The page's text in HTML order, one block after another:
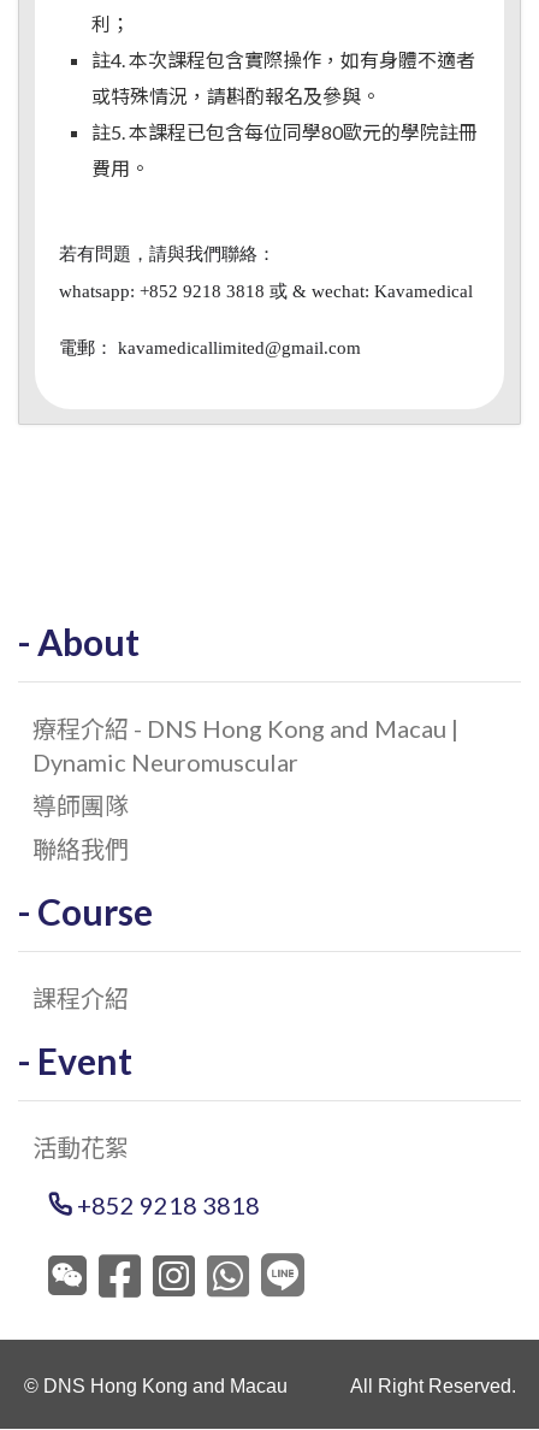
利；
註4. 本次課程包含實際操作，如有身體不適者
或特殊情況，請斟酌報名及參與。
註5. 本課程已包含每位同學80歐元的學院註冊
費用。
若有問題，請與我們聯絡：
whatsapp: +852 9218 3818 或 & wechat: Kavamedical
電郵： kavamedicallimited@gmail.com
About
療程介紹 - DNS Hong Kong and Macau |
Dynamic Neuromuscular
導師團隊
聯絡我們
Course
課程介紹
Event
活動花絮
+852 9218 3818
© DNS Hong Kong and Macau All Right Reserved.